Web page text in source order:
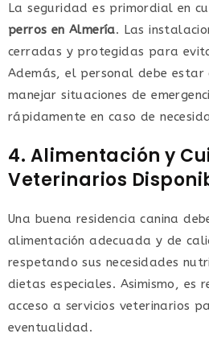
La seguridad es primordial en
perros en Almería. Las
cerradas y protegidas para
Además, el personal debe
manejar situaciones de
rápidamente en caso de
4. Alimentación y
Veterinarios
Una buena residencia canina
alimentación adecuada y de
respetando sus necesidades
dietas especiales. Asimismo, es
acceso a servicios veterinarios
eventualidad.